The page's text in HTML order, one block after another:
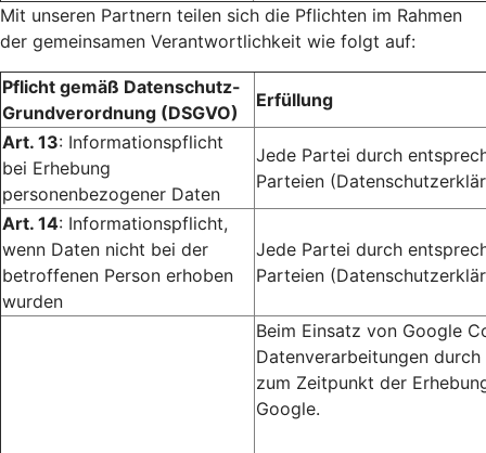
Mit unseren Partnern teilen sich die Pflichten im Rahmen
der gemeinsamen Verantwortlichkeit wie folgt auf:
Pflicht gemäß Datenschutz-
Grundverordnung (DSGVO)
Erfüllung
Art. 13: Informationspflicht
bei Erhebung
personenbezogener Daten
Jede Partei durch
Parteien
Art. 14: Informationspflicht,
wenn Daten nicht bei der
betroffenen Person erhoben
wurden
Jede Partei durch
Parteien
Beim Einsatz von Google
Datenverarbeitungen
zum Zeitpunkt der
Google.